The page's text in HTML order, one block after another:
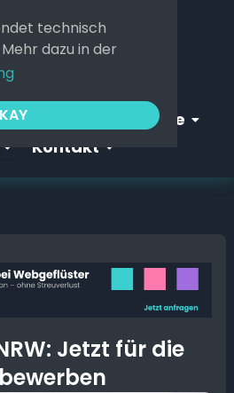
technisch
dazu in der
Open Webgeflüster
Service
Kontakt
Jetzt für die